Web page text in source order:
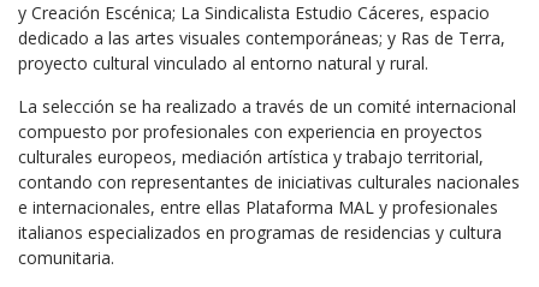
y Creación Escénica; La Sindicalista Estudio Cáceres, espacio
dedicado a las artes visuales contemporáneas; y Ras de Terra,
proyecto cultural vinculado al entorno natural y rural.
La selección se ha realizado a través de un comité internacional
compuesto por profesionales con experiencia en proyectos
culturales europeos, mediación artística y trabajo territorial,
contando con representantes de iniciativas culturales nacionales
e internacionales, entre ellas Plataforma MAL y profesionales
italianos especializados en programas de residencias y cultura
comunitaria.